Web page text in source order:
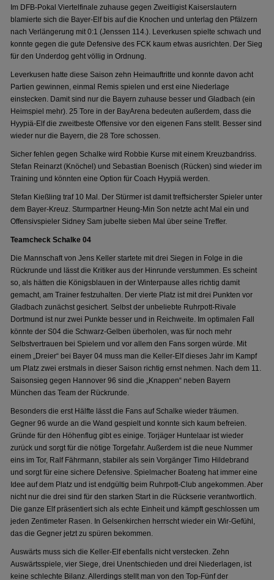
Im DFB-Pokal Viertelfinale zuhause gegen Zweitligist Kaiserslautern
blamierte sich die Bayer-Elf bis auf die Knochen und unterlag den Pfälzern
nach Verlängerung mit 0:1 (Jenssen 114.). Leverkusen spielte schwach und
konnte gegen die gute Defensive des FCK kaum etwas ausrichten. Der Sieg
für den Underdog geht völlig in Ordnung.
Leverkusen hatte diese Saison zehn Heimauftritte und konnte davon acht
Partien gewinnen, einmal Remis spielen und erst eine Niederlage
einstecken. Damit sind nur die Bayern zuhause besser und Gladbach (ein
Heimspiel mehr). 25 Tore in der BayArena bedeuten außerdem, dass die
Hyypiä-Elf die zweitbeste Offensive vor den eigenen Fans stellt. Besser sind
wieder nur die Bayern, die 28 Tore schossen.
Sicher fehlen gegen Schalke wird Robbie Kurse mit einem Kreuzbandriss.
Stefan Reinarzt (Knöchel) und Sebastian Boenisch (Rücken) sind wieder im
Training und könnten eine Option für Coach Hyypiä werden.
Stefan Kießling traf 10 Mal. Der Stürmer ist damit treffsicherster Spieler unter
dem Bayer-Kreuz. Sturmpartner Heung-Min Son netzte acht Mal ein und
Offensivspieler Sidney Sam jubelte sieben Mal über seine Treffer.
Teamcheck Schalke 04
Die Mannschaft von Jens Keller startete mit drei Siegen in Folge in die
Rückrunde und lässt die Kritiker aus der Hinrunde verstummen. Es scheint
so, als hätten die Königsblauen in der Winterpause alles richtig damit
gemacht, am Trainer festzuhalten. Der vierte Platz ist mit drei Punkten vor
Gladbach zunächst gesichert. Selbst der unbeliebte Ruhrpott-Rivale
Dortmund ist nur zwei Punkte besser und in Reichweite. Im optimalen Fall
könnte der S04 die Schwarz-Gelben überholen, was für noch mehr
Selbstvertrauen bei Spielern und vor allem den Fans sorgen würde. Mit
einem „Dreier“ bei Bayer 04 muss man die Keller-Elf dieses Jahr im Kampf
um Platz zwei erstmals in dieser Saison richtig ernst nehmen. Nach dem 11.
Saisonsieg gegen Hannover 96 sind die „Knappen“ neben Bayern
München das Team der Rückrunde.
Besonders die erst Hälfte lässt die Fans auf Schalke wieder träumen.
Gegner 96 wurde an die Wand gespielt und konnte sich kaum befreien.
Gründe für den Höhenflug gibt es einige. Torjäger Huntelaar ist wieder
zurück und sorgt für die nötige Torgefahr. Außerdem ist die neue Nummer
eins im Tor, Ralf Fährmann, stabiler als sein Vorgänger Timo Hildebrand
und sorgt für eine sichere Defensive. Spielmacher Boateng hat immer eine
Idee auf dem Platz und ist endgültig beim Ruhrpott-Club angekommen. Aber
nicht nur die drei sind für den starken Start in die Rückserie verantwortlich.
Die ganze Elf präsentiert sich als echte Einheit und kämpft geschlossen um
jeden Zentimeter Rasen. In Gelsenkirchen herrscht wieder ein Wir-Gefühl,
das die Gegner jetzt zu spüren bekommen.
Auswärts muss sich die Keller-Elf ebenfalls nicht verstecken. Zehn
Auswärtsspiele, vier Siege, drei Unentschieden und drei Niederlagen, ist
keine schlechte Bilanz. Allerdings stellt man von den Top-Fünf der